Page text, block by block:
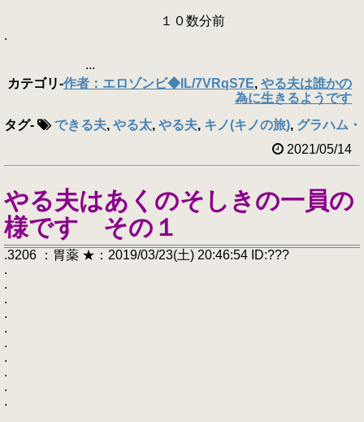
１０数分前
.
...
カテゴリ-作者：エロゾンビ◆IL/7VRqS7E, やる夫は誰かの
為に生きるようです
タグ- できる夫, やる太, やる夫, キノ(キノの旅), グラハム
2021/05/14
やる夫はあくのそしきの一員の
様です その１
.3206 ：胃薬 ★：2019/03/23(土) 20:46:54 ID:???
.
.
.
.
.
.
.
.
.
.